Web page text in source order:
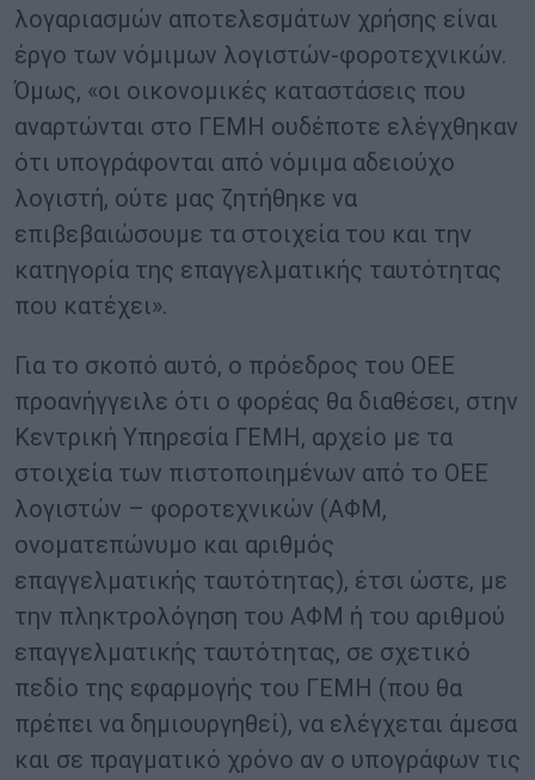
λογαριασμών αποτελεσμάτων χρήσης είναι
έργο των νόμιμων λογιστών-φοροτεχνικών.
Όμως, «οι οικονομικές καταστάσεις που
αναρτώνται στο ΓΕΜΗ ουδέποτε ελέγχθηκαν
ότι υπογράφονται από νόμιμα αδειούχο
λογιστή, ούτε μας ζητήθηκε να
επιβεβαιώσουμε τα στοιχεία του και την
κατηγορία της επαγγελματικής ταυτότητας
που κατέχει».
Για το σκοπό αυτό, ο πρόεδρος του ΟΕΕ
προανήγγειλε ότι ο φορέας θα διαθέσει, στην
Κεντρική Υπηρεσία ΓΕΜΗ, αρχείο με τα
στοιχεία των πιστοποιημένων από το ΟΕΕ
λογιστών – φοροτεχνικών (ΑΦΜ,
ονοματεπώνυμο και αριθμός
επαγγελματικής ταυτότητας), έτσι ώστε, με
την πληκτρολόγηση του ΑΦΜ ή του αριθμού
επαγγελματικής ταυτότητας, σε σχετικό
πεδίο της εφαρμογής του ΓΕΜΗ (που θα
πρέπει να δημιουργηθεί), να ελέγχεται άμεσα
και σε πραγματικό χρόνο αν ο υπογράφων τις